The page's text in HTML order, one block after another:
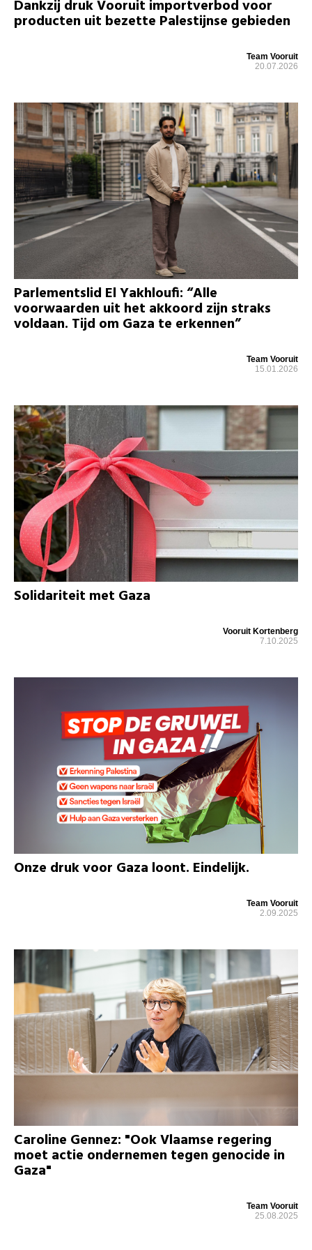
Dankzij druk Vooruit importverbod voor
producten uit bezette Palestijnse gebieden
Team Vooruit
20.07.2026
Parlementslid El Yakhloufi: “Alle
voorwaarden uit het akkoord zijn straks
voldaan. Tijd om Gaza te erkennen”
Team Vooruit
15.01.2026
Solidariteit met Gaza
Vooruit Kortenberg
7.10.2025
Onze druk voor Gaza loont. Eindelijk.
Team Vooruit
2.09.2025
Caroline Gennez: "Ook Vlaamse regering
moet actie ondernemen tegen genocide in
Gaza"
Team Vooruit
25.08.2025